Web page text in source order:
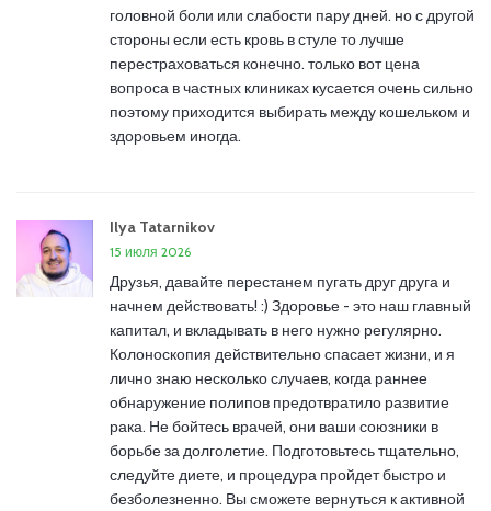
головной боли или слабости пару дней. но с другой
стороны если есть кровь в стуле то лучше
перестраховаться конечно. только вот цена
вопроса в частных клиниках кусается очень сильно
поэтому приходится выбирать между кошельком и
здоровьем иногда.
Ilya Tatarnikov
15 июля 2026
Друзья, давайте перестанем пугать друг друга и
начнем действовать! :) Здоровье - это наш главный
капитал, и вкладывать в него нужно регулярно.
Колоноскопия действительно спасает жизни, и я
лично знаю несколько случаев, когда раннее
обнаружение полипов предотвратило развитие
рака. Не бойтесь врачей, они ваши союзники в
борьбе за долголетие. Подготовьтесь тщательно,
следуйте диете, и процедура пройдет быстро и
безболезненно. Вы сможете вернуться к активной